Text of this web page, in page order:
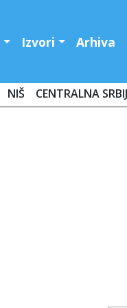
Izvori Arhiva
NIŠ CENTRALNA